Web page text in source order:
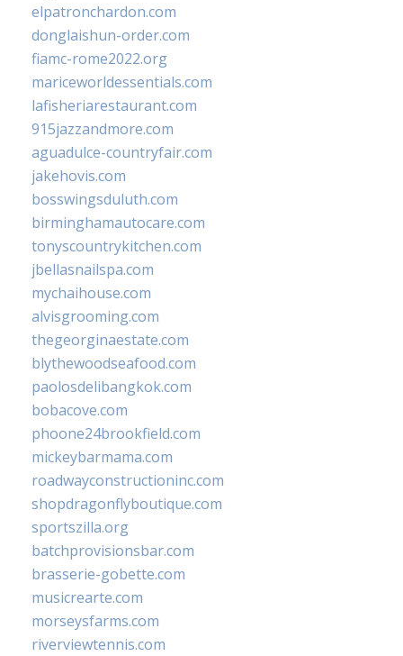
elpatronchardon.com
donglaishun-order.com
fiamc-rome2022.org
mariceworldessentials.com
lafisheriarestaurant.com
915jazzandmore.com
aguadulce-countryfair.com
jakehovis.com
bosswingsduluth.com
birminghamautocare.com
tonyscountrykitchen.com
jbellasnailspa.com
mychaihouse.com
alvisgrooming.com
thegeorginaestate.com
blythewoodseafood.com
paolosdelibangkok.com
bobacove.com
phoone24brookfield.com
mickeybarmama.com
roadwayconstructioninc.com
shopdragonflyboutique.com
sportszilla.org
batchprovisionsbar.com
brasserie-gobette.com
musicrearte.com
morseysfarms.com
riverviewtennis.com